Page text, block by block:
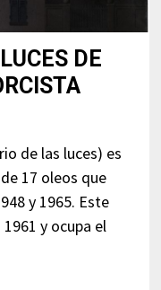
DE
de las luces) es
17 oleos que
y 1965. Este
y ocupa el